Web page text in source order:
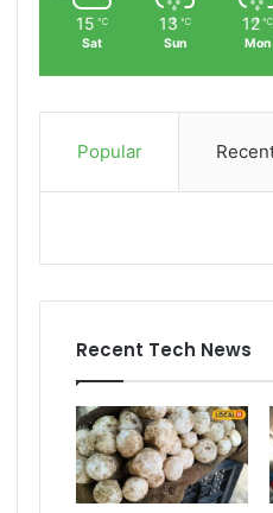
15 ℃
Sat
13 ℃
Sun
12 ℃
Mon
Popular
Recent Tech News